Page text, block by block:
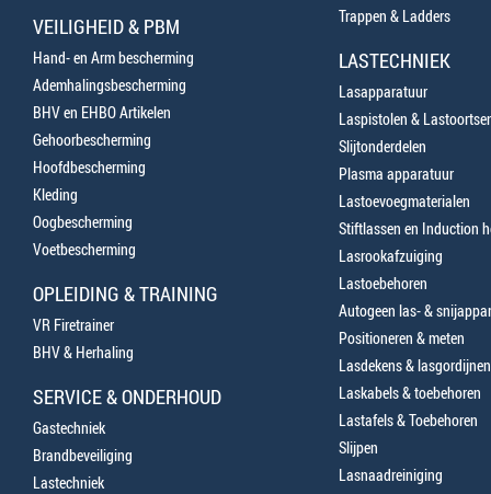
VEILIGHEID & PBM
Hand- en Arm bescherming
Ademhalingsbescherming
BHV en EHBO Artikelen
Gehoorbescherming
Hoofdbescherming
Kleding
Oogbescherming
Voetbescherming
OPLEIDING & TRAINING
VR Firetrainer
BHV & Herhaling
SERVICE & ONDERHOUD
Gastechniek
Brandbeveiliging
Lastechniek
Trappen & Ladders
LASTECHNIEK
Lasapparatuur
Laspistolen &
Slijtonderdelen
Plasma apparatuur
Lastoevoegmaterialen
Stiftlassen en Induction
Lasrookafzuiging
Lastoebehoren
Autogeen las- &
Positioneren & meten
Lasdekens & lasgordijnen
Laskabels & toebehoren
Lastafels & Toebehoren
Slijpen
Lasnaadreiniging